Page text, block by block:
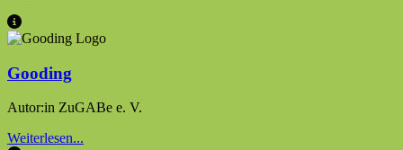
Gooding
Autor:in ZuGABe e. V.
Weiterlesen...